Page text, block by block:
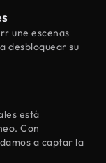
une escenas
desbloquear su
está
Con
a captar la